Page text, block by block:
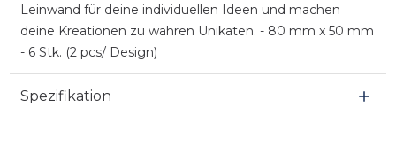
Leinwand für deine individuellen Ideen und machen
deine Kreationen zu wahren Unikaten. - 80 mm x 50 mm
- 6 Stk. (2 pcs/ Design)
Spezifikation